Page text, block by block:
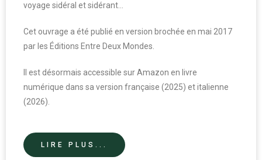
voyage sidéral et sidérant…
Cet ouvrage a été publié en version brochée en mai 2017
par les Éditions Entre Deux Mondes.
Il est désormais accessible sur Amazon en livre
numérique dans sa version française (2025) et italienne
(2026).
LIRE PLUS...